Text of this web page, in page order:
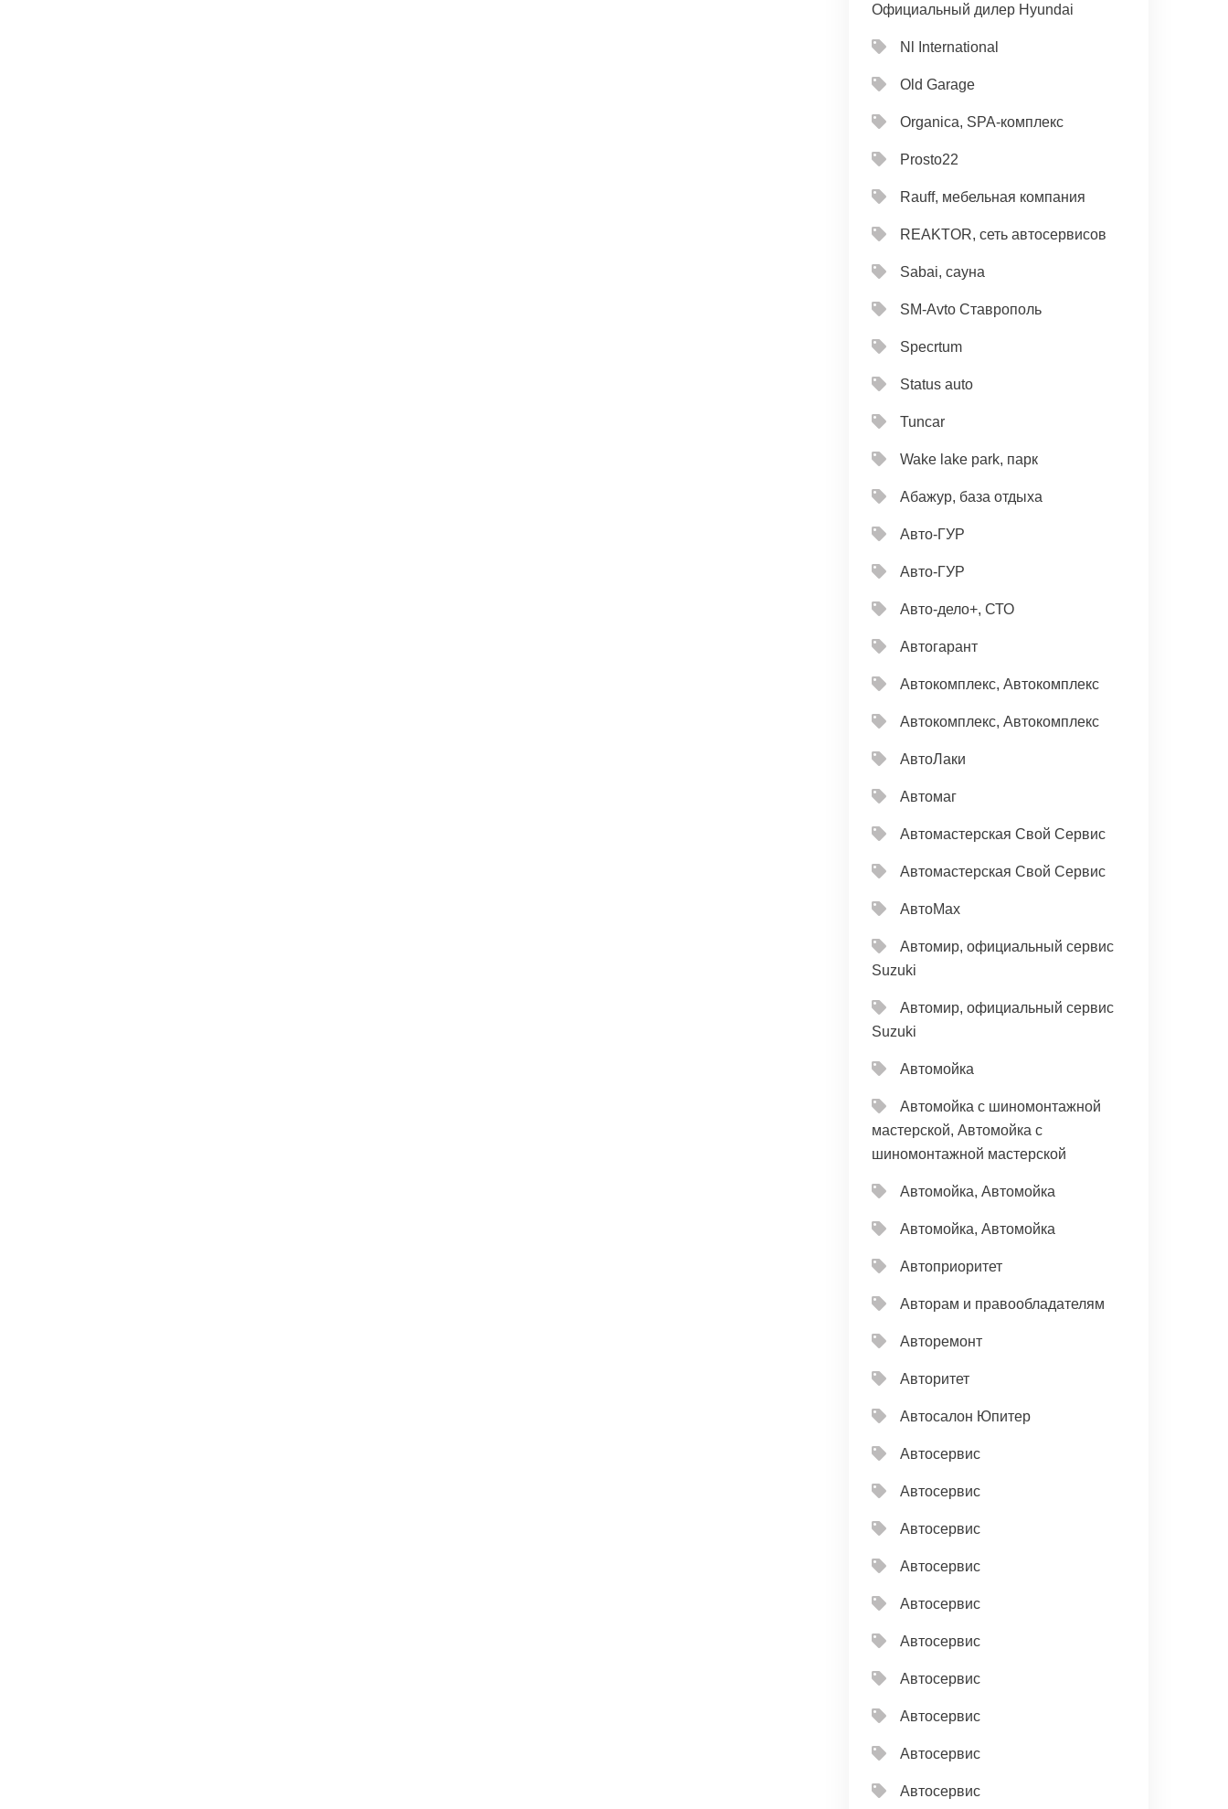
Официальный дилер Hyundai
Nl International
Old Garage
Organica, SPA-комплекс
Prosto22
Rauff, мебельная компания
REAKTOR, сеть автосервисов
Sabai, сауна
SM-Avto Ставрополь
Specrtum
Status auto
Tuncar
Wake lake park, парк
Абажур, база отдыха
Авто-ГУР
Авто-ГУР
Авто-дело+, СТО
Автогарант
Автокомплекс, Автокомплекс
Автокомплекс, Автокомплекс
АвтоЛаки
Автомаг
Автомастерская Свой Сервис
Автомастерская Свой Сервис
АвтоМах
Автомир, официальный сервис
Suzuki
Автомир, официальный сервис
Suzuki
Автомойка
Автомойка с шиномонтажной
мастерской, Автомойка с
шиномонтажной мастерской
Автомойка, Автомойка
Автомойка, Автомойка
Автоприоритет
Авторам и правообладателям
Авторемонт
Авторитет
Автосалон Юпитер
Автосервис
Автосервис
Автосервис
Автосервис
Автосервис
Автосервис
Автосервис
Автосервис
Автосервис
Автосервис